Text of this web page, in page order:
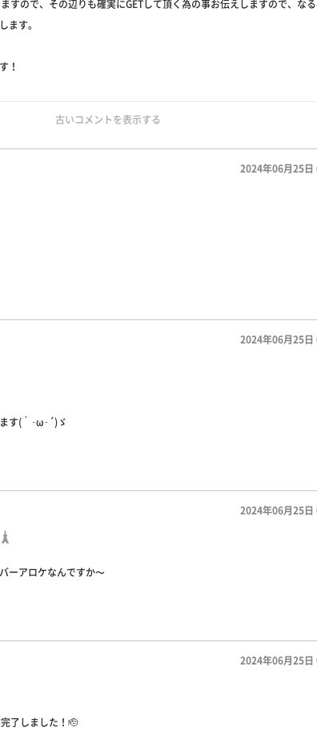
すので、その辺りも確実にGETして頂く為の事お伝えしますので、なる
ます。
！
古いコメントを表示する
2024年06月25日
2024年06月25日
す(｀･ω･´)ゞ
2024年06月25日
ーアロケなんですか〜
2024年06月25日
了しました！🫡